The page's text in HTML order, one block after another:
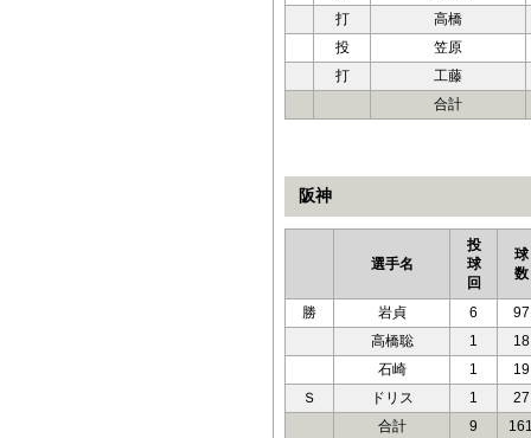
打
高橋
投
笠原
打
工藤
合計
阪神
選手名
投
球
回
球
数
勝 岩貞 6
97
高橋聡
1
18
石崎
1
19
Ｓ
ドリス 1
27
合計
9